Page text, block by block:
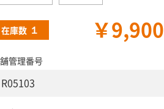
在庫数 １ ￥9,900
管理番号
R05103